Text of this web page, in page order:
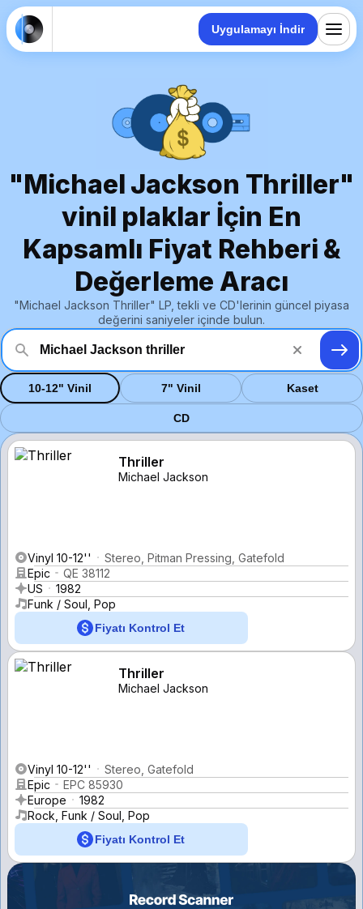
Uygulamayı İndir
"Michael Jackson Thriller"
vinil plaklar İçin En
Kapsamlı Fiyat Rehberi &
Değerleme Aracı
"Michael Jackson Thriller" LP, tekli ve CD'lerinin güncel piyasa
değerini saniyeler içinde bulun.
10-12" Vinil 7" Vinil Kaset
CD
Thriller
Michael Jackson
Vinyl 10-12''
Stereo, Pitman Pressing, Gatefold
Epic
QE 38112
US
1982
Funk / Soul, Pop
Fiyatı Kontrol Et
Thriller
Michael Jackson
Vinyl 10-12''
Stereo, Gatefold
Epic
EPC 85930
Europe
1982
Rock, Funk / Soul, Pop
Fiyatı Kontrol Et